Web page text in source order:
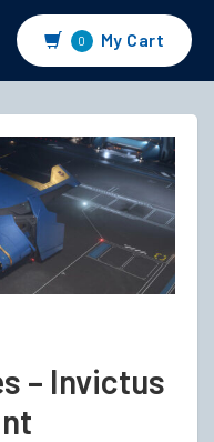
0 My Cart
– Invictus